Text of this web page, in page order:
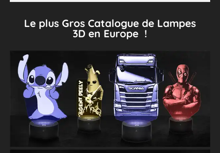
Le plus Gros Catalogue de Lampes
3D en Europe !